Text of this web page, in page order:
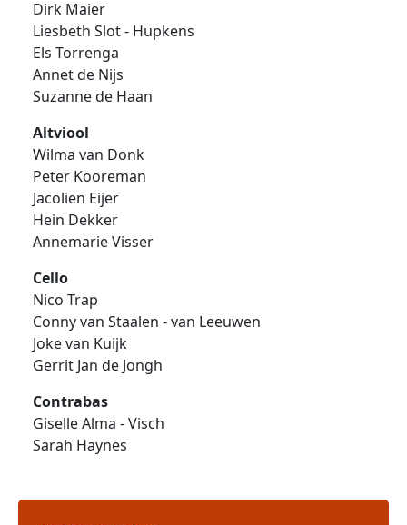
Dirk Maier
Liesbeth Slot - Hupkens
Els Torrenga
Annet de Nijs
Suzanne de Haan
Altviool
Wilma van Donk
Peter Kooreman
Jacolien Eijer
Hein Dekker
Annemarie Visser
Cello
Nico Trap
Conny van Staalen - van Leeuwen
Joke van Kuijk
Gerrit Jan de Jongh
Contrabas
Giselle Alma - Visch
Sarah Haynes